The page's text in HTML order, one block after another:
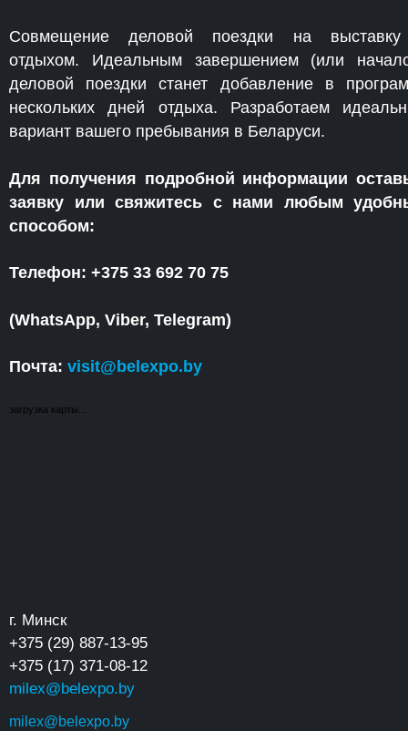
Совмещение деловой поездки на
отдыхом. Идеальным завершением (или
деловой поездки станет добавление в
нескольких дней отдыха. Разработаем
вариант вашего пребывания в Беларуси.
Для получения подробной информации
заявку или свяжитесь с нами любым
способом:
Телефон: +375 33 692 70 75
(WhatsApp, Viber, Telegram)
Почта: visit@belexpo.by
загрузка карты...
г. Минск
+375 (29) 887-13-95
+375 (17) 371-08-12
milex@belexpo.by
milex@belexpo.by